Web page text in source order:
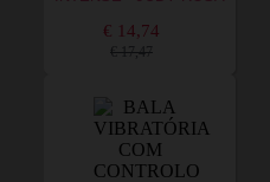
€ 14,74
€ 17,47